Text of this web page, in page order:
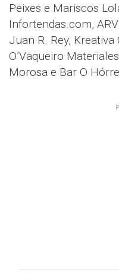
Peixes e Mariscos
Infortendas.com,
Juan R. Rey,
O’Vaqueiro
Morosa e Bar O